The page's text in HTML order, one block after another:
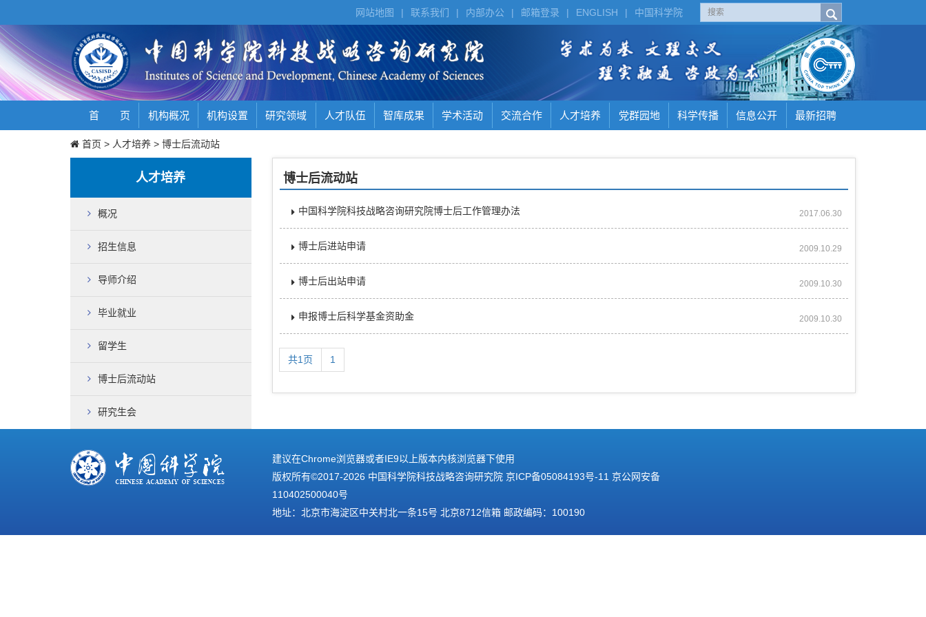
中国科学院
|
ENGLISH
|
邮箱登录
|
内部办公
|
联系我们
|
网站地图
首 页 机构概况 机构设置 研究领域 人才队伍 智库成果 学术活动 交流合作 人才培养 党群园地 科学传播 信息公开 最新招聘
首页 > 人才培养 > 博士后流动站
人才培养
概况
招生信息
导师介绍
毕业就业
留学生
博士后流动站
研究生会
博士后流动站
中国科学院科技战略咨询研究院博士后工作管理办法 2017.06.30
博士后进站申请 2009.10.29
博士后出站申请 2009.10.30
申报博士后科学基金资助金 2009.10.30
共1页 1
建议在Chrome浏览器或者IE9以上版本内核浏览器下使用
版权所有©2017-2026 中国科学院科技战略咨询研究院 京ICP备05084193号-11 京公网安备
110402500040号
地址：北京市海淀区中关村北一条15号 北京8712信箱 邮政编码：100190